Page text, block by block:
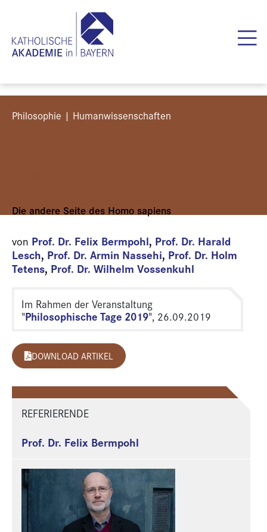
Philosophie | Humanwissenschaften
Die andere Seite des Homo sapiens
von Prof. Dr. Felix Bermpohl, Prof. Dr. Harald
Lesch, Prof. Dr. Armin Nassehi, Prof. Dr. Holm
Tetens, Prof. Dr. Wilhelm Vossenkuhl
Im Rahmen der Veranstaltung
"Philosophische Tage 2019", 26.09.2019
DOWNLOAD ARTIKEL
REFERIERENDE
Prof. Dr. Felix Bermpohl